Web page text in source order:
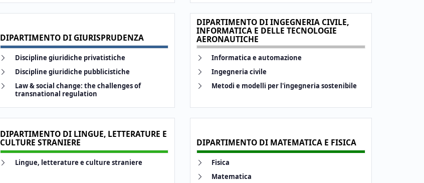
DIPARTIMENTO DI GIURISPRUDENZA
Link identifier #identifier__98899-14
Discipline giuridiche privatistiche
Link identifier #identifier__40360-15
Discipline giuridiche pubblicistiche
Link identifier #identifier__173441-16
Law & social change: the challenges of
transnational regulation
DIPARTIMENTO DI INGEGNERIA CIVILE,
INFORMATICA E DELLE TECNOLOGIE
AERONAUTICHE
Link identifier #identifier__193891-17
Informatica e automazione
Link identifier #identifier__108917-18
Ingegneria civile
Link identifier #identifier__40219-19
Metodi e modelli per l'ingegneria sostenibile
DIPARTIMENTO DI LINGUE, LETTERATURE E
CULTURE STRANIERE
Link identifier #identifier__45345-22 Lingue, letterature e culture straniere
DIPARTIMENTO DI MATEMATICA E FISICA
Link identifier #identifier__102359-23
Fisica
Link identifier #identifier__25218-24
Matematica